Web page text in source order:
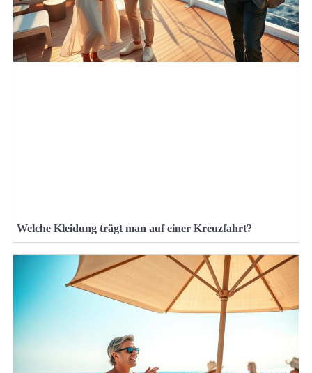
Welche Kleidung trägt man auf einer Kreuzfahrt?